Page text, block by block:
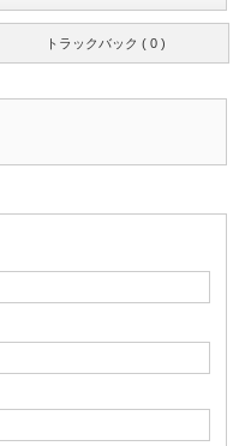
トラックバック ( 0 )